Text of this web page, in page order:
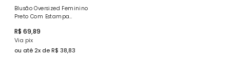
personalizada e durável para melhor encaixe.
Estrutura Firme com Aba Curva – Proteção eficaz
Uso Versátil – Ideal para treinos ao ar livre,
COMPRE AGORA
Blusão Oversized Feminino
Preto Com Estampa
R$ 69,89
Via pix
ou até 2x de R$ 38,83